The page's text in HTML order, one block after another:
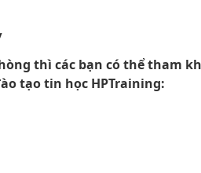
thì các bạn có thể tham
tạo tin học HPTraining: